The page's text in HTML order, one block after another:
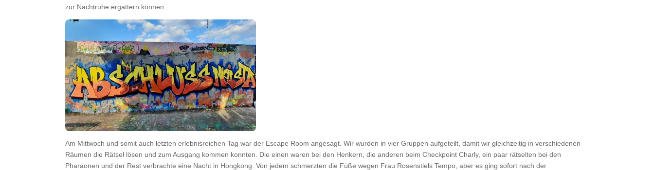
zur Nachtruhe ergattern können.
Am Mittwoch und somit auch letzten erlebnisreichen Tag war der Escape Room angesagt. Wir wurden in vier Gruppen aufgeteilt, damit wir gleichzeitig in verschiedenen
Räumen die Rätsel lösen und zum Ausgang kommen konnten. Die einen waren bei den Henkern, die anderen beim Checkpoint Charly, ein paar rätselten bei den
Pharaonen und der Rest verbrachte eine Nacht in Hongkong. Von jedem schmerzten die Füße wegen Frau Rosenstiels Tempo, aber es ging sofort nach der